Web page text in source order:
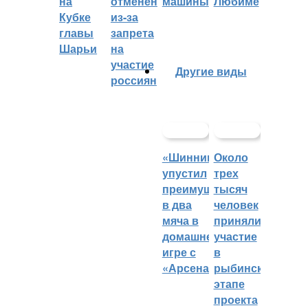
Кубке
главы
Шарьи
из-за
запрета
на
участие
россиян
Другие виды
«Шинник»
упустил
преимущество
в два
мяча в
домашней
игре с
«Арсеналом»
Около
трех
тысяч
человек
приняли
участие
в
рыбинском
этапе
проекта